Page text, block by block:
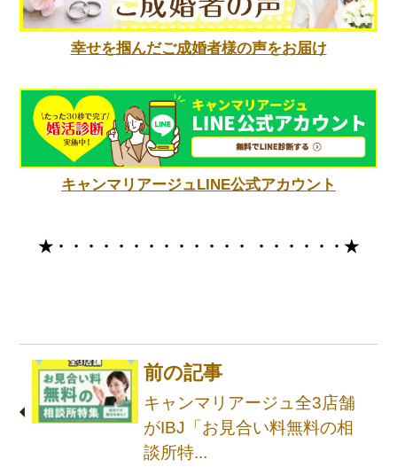
幸せを掴んだご成婚者様の声をお届け
キャンマリアージュLINE公式アカウント
★・・・・・・・・・・・・・ ・・・・・・★
前の記事
キャンマリアージュ全3店舗
がIBJ「お見合い料無料の相
談所特...